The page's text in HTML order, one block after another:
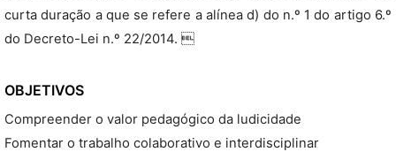
curta duração a que se refere a alínea d) do n.º 1 do artigo 6.º
do Decreto-Lei n.º 22/2014. 
OBJETIVOS
Compreender o valor pedagógico da ludicidade
Fomentar o trabalho colaborativo e interdisciplinar